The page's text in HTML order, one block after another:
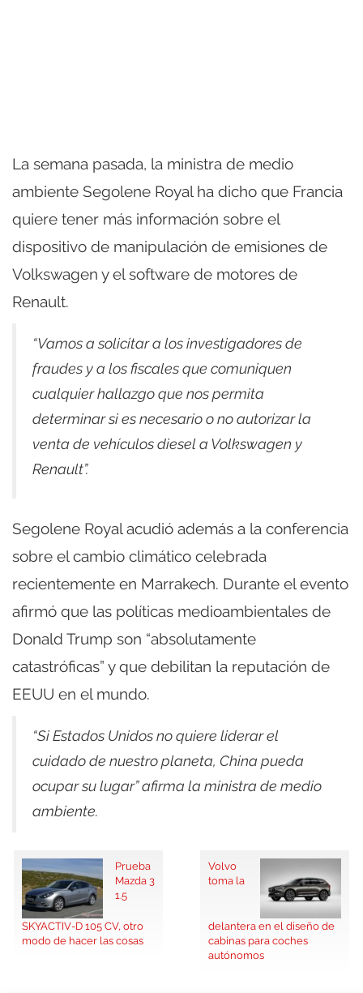
La semana pasada, la ministra de medio
ambiente Segolene Royal ha dicho que Francia
quiere tener más información sobre el
dispositivo de manipulación de emisiones de
Volkswagen y el software de motores de
Renault.
“Vamos a solicitar a los investigadores de
fraudes y a los fiscales que comuniquen
cualquier hallazgo que nos permita
determinar si es necesario o no autorizar la
venta de vehículos diesel a Volkswagen y
Renault”.
Segolene Royal acudió además a la conferencia
sobre el cambio climático celebrada
recientemente en Marrakech. Durante el evento
afirmó que las políticas medioambientales de
Donald Trump son “absolutamente
catastróficas” y que debilitan la reputación de
EEUU en el mundo.
“Si Estados Unidos no quiere liderar el
cuidado de nuestro planeta, China pueda
ocupar su lugar” afirma la ministra de medio
ambiente.
Prueba
Mazda 3
1.5
SKYACTIV-D 105 CV, otro
modo de hacer las cosas
Volvo
toma la
delantera en el diseño de
cabinas para coches
autónomos